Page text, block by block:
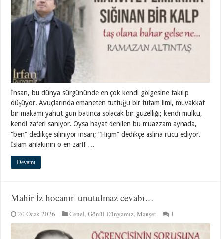
İnsan, bu dünya sürgününde en çok kendi gölgesine takılıp
düşüyor. Avuçlarında emaneten tuttuğu bir tutam ilmi, muvakkat
bir makamı yahut gün batınca solacak bir güzelliği; kendi mülkü,
kendi zaferi sanıyor. Oysa hayat denilen bu muazzam aynada,
“ben” dedikçe siliniyor insan; “Hiçim” dedikçe aslına rücu ediyor.
İslam ahlakının o en zarif …
Devamı
Mahir İz hocanın unutulmaz cevabı…
20 Ocak 2026 Genel,Gönül Dünyamız,Manşet 1